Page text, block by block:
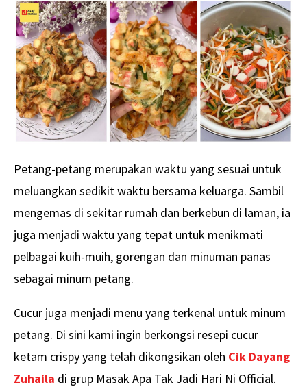
Petang-petang merupakan waktu yang sesuai untuk
meluangkan sedikit waktu bersama keluarga. Sambil
mengemas di sekitar rumah dan berkebun di laman, ia
juga menjadi waktu yang tepat untuk menikmati
pelbagai kuih-muih, gorengan dan minuman panas
sebagai minum petang.
Cucur juga menjadi menu yang terkenal untuk minum
petang. Di sini kami ingin berkongsi resepi cucur
ketam crispy yang telah dikongsikan oleh Cik Dayang
Zuhaila di grup Masak Apa Tak Jadi Hari Ni Official.